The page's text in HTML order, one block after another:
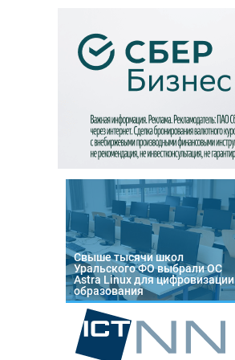
Свыше тысячи школ
Уральского ФО выбрали ОС
Astra Linux для цифровизации
образования